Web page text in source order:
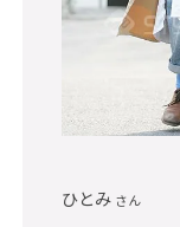
ひとみ さん